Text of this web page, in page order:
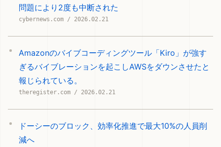
問題により2度も中断された
cybernews.com / 2026.02.21
Amazonのバイブコーディングツール「Kiro」が強す
ぎるバイブレーションを起こしAWSをダウンさせたと
報じられている。
theregister.com / 2026.02.21
ドーシーのブロック、効率化推進で最大10%の人員削
減へ